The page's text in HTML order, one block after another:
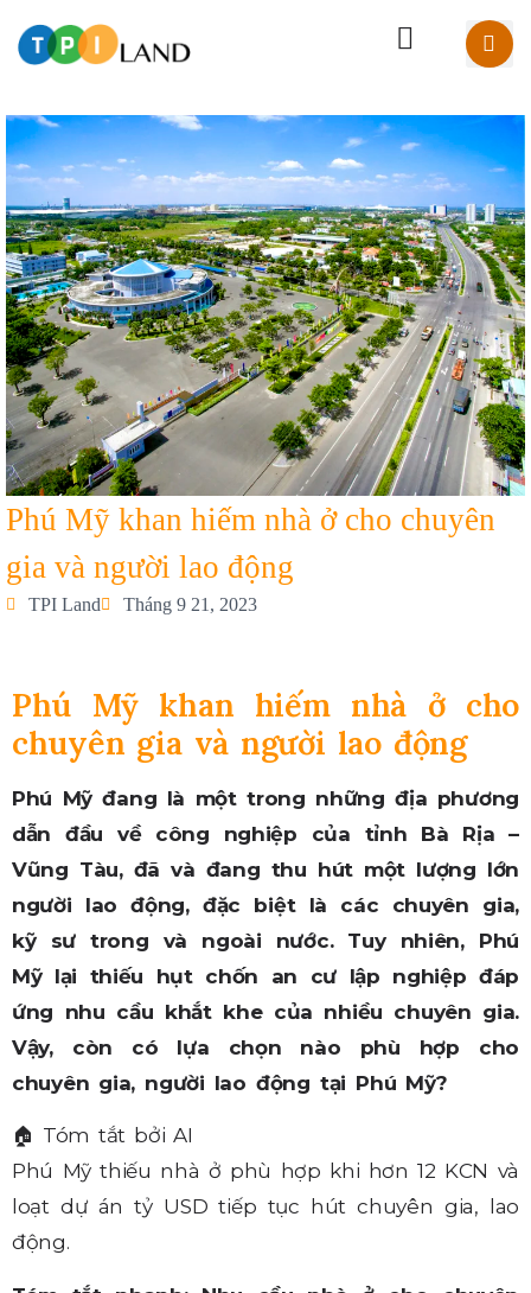
Phú Mỹ khan hiếm nhà ở cho chuyên
gia và người lao động
TPI Land Tháng 9 21, 2023
Phú Mỹ khan hiếm nhà ở cho
chuyên gia và người lao động
Phú Mỹ đang là một trong những địa phương
dẫn đầu về công nghiệp của tỉnh Bà Rịa –
Vũng Tàu, đã và đang thu hút một lượng lớn
người lao động, đặc biệt là các chuyên gia,
kỹ sư trong và ngoài nước. Tuy nhiên, Phú
Mỹ lại thiếu hụt chốn an cư lập nghiệp đáp
ứng nhu cầu khắt khe của nhiều chuyên gia.
Vậy, còn có lựa chọn nào phù hợp cho
chuyên gia, người lao động tại Phú Mỹ?
🏠 Tóm tắt bởi AI
Phú Mỹ thiếu nhà ở phù hợp khi hơn 12 KCN và
loạt dự án tỷ USD tiếp tục hút chuyên gia, lao
động.